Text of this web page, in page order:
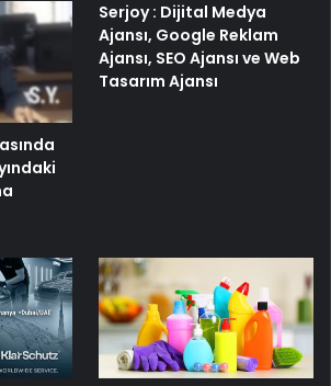
Serjoy : Dijital Medya
Ajansı, Google Reklam
Ajansı, SEO Ajansı ve Web
Tasarım Ajansı